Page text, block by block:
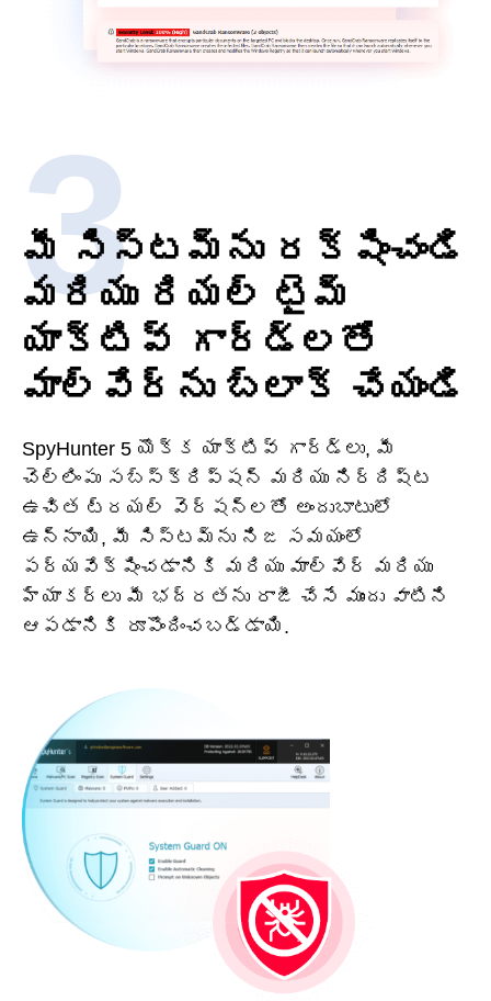
మీ సిస్టమ్‌ను రక్షించండి
మరియు రియల్ టైమ్
యాక్టివ్ గార్డ్‌లతో
మాల్వేర్‌ను బ్లాక్ చేయండి
SpyHunter 5 యొక్క యాక్టివ్ గార్డ్‌లు, మీ
చెల్లింపు సబ్‌స్క్రిప్షన్ మరియు నిర్దిష్ట
ఉచిత ట్రయల్ వెర్షన్‌లతో అందుబాటులో
ఉన్నాయి, మీ సిస్టమ్‌ను నిజ సమయంలో
పర్యవేక్షించడానికి మరియు మాల్వేర్ మరియు
హ్యాకర్‌లు మీ భద్రతను రాజీ చేసే ముందు వాటిని
ఆపడానికి రూపొందించబడ్డాయి.